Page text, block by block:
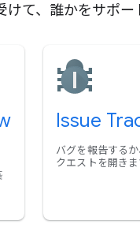
けて、誰かをサポ
Issue
バグを報告するか
クエストを開きま